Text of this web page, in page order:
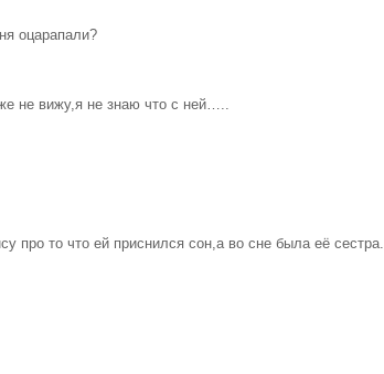
оцарапали?
не вижу,я не знаю что с ней…..
про то что ей приснился сон,а во сне была её сестра.